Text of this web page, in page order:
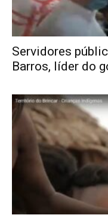
Servidores
Barros, líder do